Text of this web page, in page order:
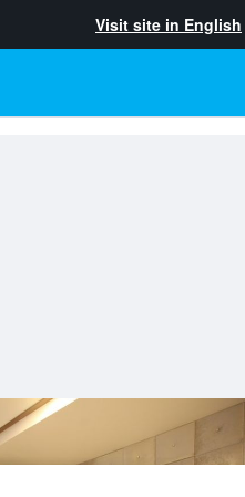
Visit site in English